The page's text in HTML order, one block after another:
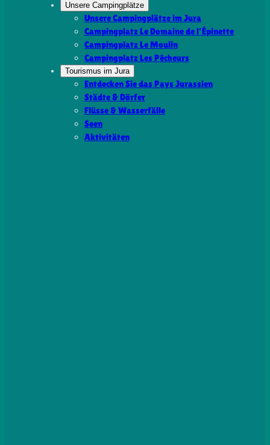
Unsere Campingplätze
Unsere Campingplätze im Jura
Campingplatz Le Domaine de l’Épinette
Campingplatz Le Moulin
Campingplatz Les Pêcheurs
Tourismus im Jura
Entdecken Sie das Pays Jurassien
Städte & Dörfer
Flüsse & Wasserfälle
Seen
Aktivitäten